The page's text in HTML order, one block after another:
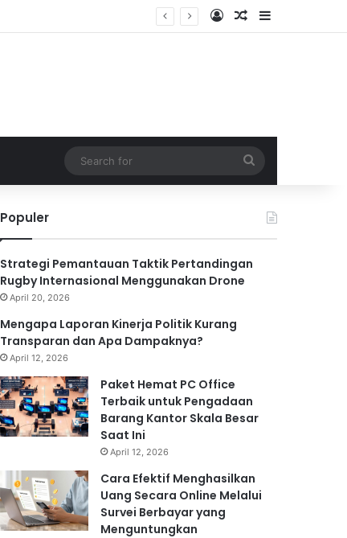
Log InRandom Article
Sidebar
for
Populer
Strategi Pemantauan Taktik Pertandingan
Rugby Internasional Menggunakan Drone
April 20, 2026
Mengapa Laporan Kinerja Politik Kurang
Transparan dan Apa Dampaknya?
April 12, 2026
Paket Hemat PC Office
Terbaik untuk Pengadaan
Barang Kantor Skala Besar
Saat Ini
April 12, 2026
Cara Efektif Menghasilkan
Uang Secara Online Melalui
Survei Berbayar yang
Menguntungkan